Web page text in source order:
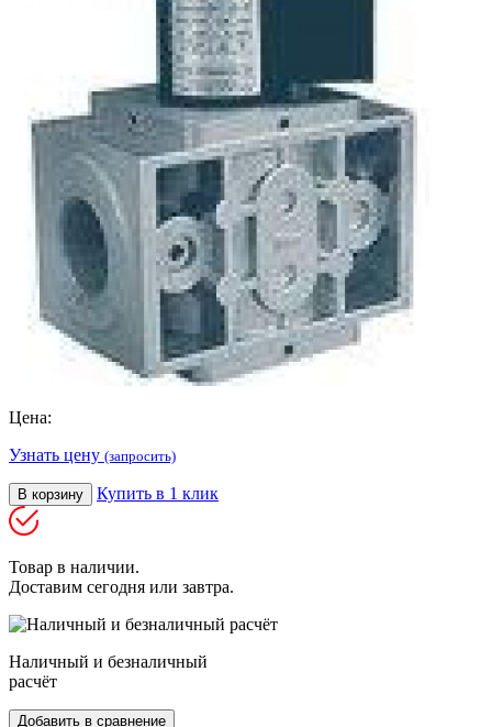
Цена:
Узнать цену (запросить)
В корзину Купить в 1 клик
Товар в наличии.
Доставим сегодня или завтра.
Наличный и безналичный
расчёт
Добавить в сравнение